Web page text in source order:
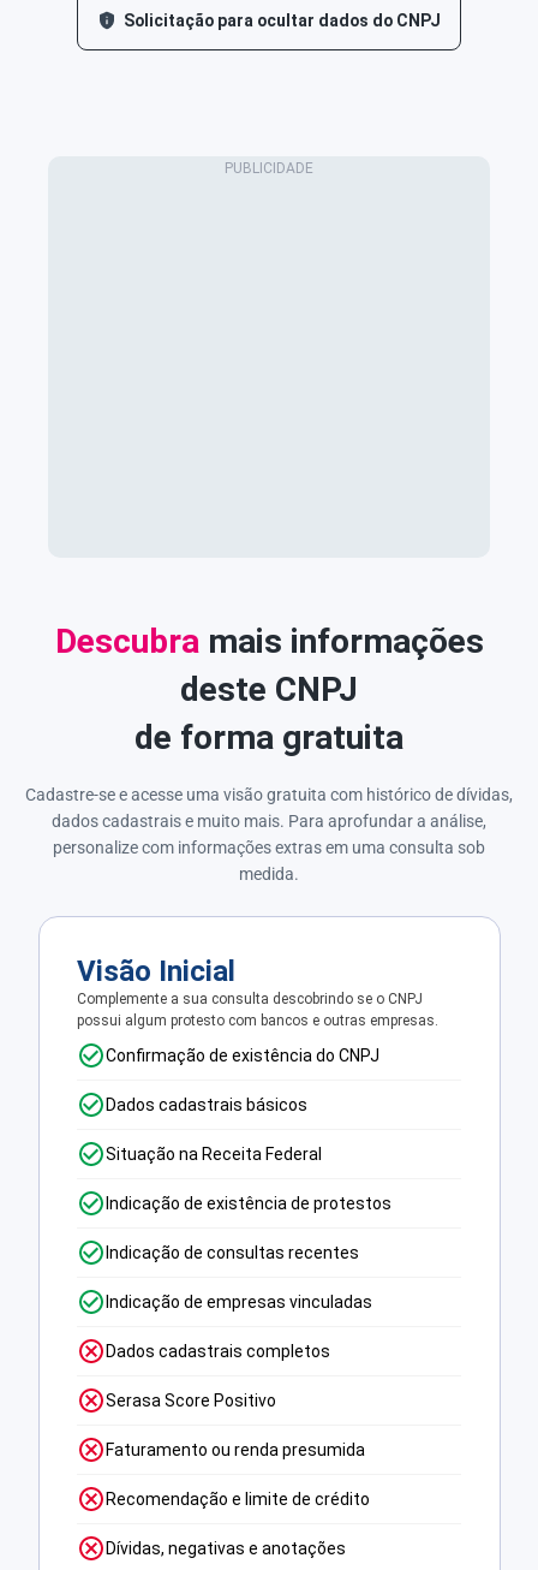
Solicitação para ocultar dados do CNPJ
Descubra mais informações
deste CNPJ
de forma gratuita
Cadastre-se e acesse uma visão gratuita com histórico de dívidas,
dados cadastrais e muito mais. Para aprofundar a análise,
personalize com informações extras em uma consulta sob
medida.
Visão Inicial
Complemente a sua consulta descobrindo se o CNPJ
possui algum protesto com bancos e outras empresas.
Confirmação de existência do CNPJ
Dados cadastrais básicos
Situação na Receita Federal
Indicação de existência de protestos
Indicação de consultas recentes
Indicação de empresas vinculadas
Dados cadastrais completos
Serasa Score Positivo
Faturamento ou renda presumida
Recomendação e limite de crédito
Dívidas, negativas e anotações